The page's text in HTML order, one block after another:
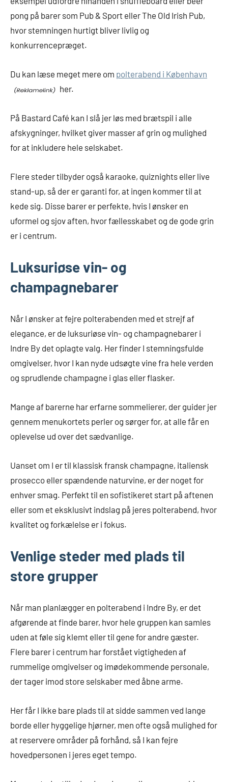
pong på barer som Pub & Sport eller The Old Irish Pub,
hvor stemningen hurtigt bliver livlig og
konkurrencepræget.
Du kan læse meget mere om polterabend i København
her.
På Bastard Café kan I slå jer løs med brætspil i alle
afskygninger, hvilket giver masser af grin og mulighed
for at inkludere hele selskabet.
Flere steder tilbyder også karaoke, quiznights eller live
stand-up, så der er garanti for, at ingen kommer til at
kede sig. Disse barer er perfekte, hvis I ønsker en
uformel og sjov aften, hvor fællesskabet og de gode grin
er i centrum.
Luksuriøse vin- og
champagnebarer
Når I ønsker at fejre polterabenden med et strejf af
elegance, er de luksuriøse vin- og champagnebarer i
Indre By det oplagte valg. Her finder I stemningsfulde
omgivelser, hvor I kan nyde udsøgte vine fra hele verden
og sprudlende champagne i glas eller flasker.
Mange af barerne har erfarne sommelierer, der guider jer
gennem menukortets perler og sørger for, at alle får en
oplevelse ud over det sædvanlige.
Uanset om I er til klassisk fransk champagne, italiensk
prosecco eller spændende naturvine, er der noget for
enhver smag. Perfekt til en sofistikeret start på aftenen
eller som et eksklusivt indslag på jeres polterabend, hvor
kvalitet og forkælelse er i fokus.
Venlige steder med plads til
store grupper
Når man planlægger en polterabend i Indre By, er det
afgørende at finde barer, hvor hele gruppen kan samles
uden at føle sig klemt eller til gene for andre gæster.
Flere barer i centrum har forstået vigtigheden af
rummelige omgivelser og imødekommende personale,
der tager imod store selskaber med åbne arme.
Her får I ikke bare plads til at sidde sammen ved lange
borde eller hyggelige hjørner, men ofte også mulighed for
at reservere områder på forhånd, så I kan fejre
hovedpersonen i jeres eget tempo.